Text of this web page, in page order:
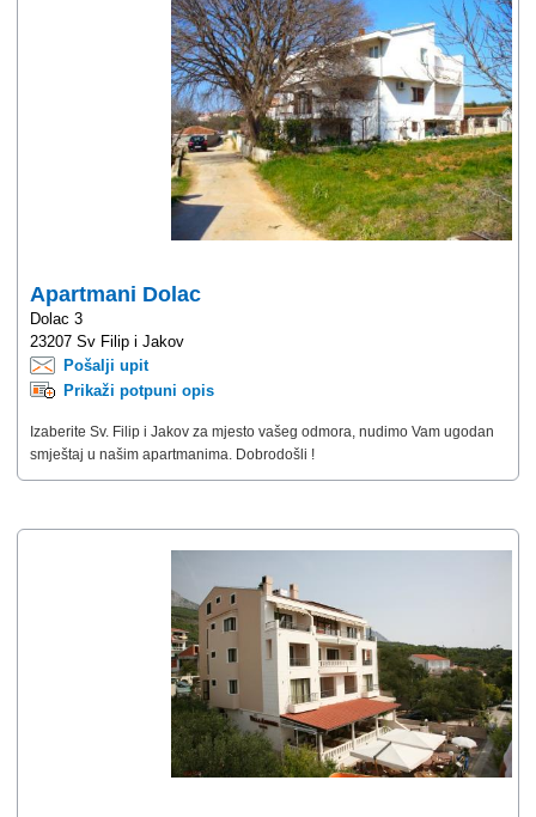
Apartmani Dolac
Dolac 3
23207 Sv Filip i Jakov
Pošalji upit
Prikaži potpuni opis
Izaberite Sv. Filip i Jakov za mjesto vašeg odmora, nudimo Vam ugodan
smještaj u našim apartmanima. Dobrodošli !